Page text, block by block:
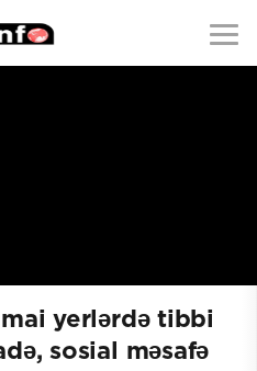
yerlərdə tibbi
sosial məsafə